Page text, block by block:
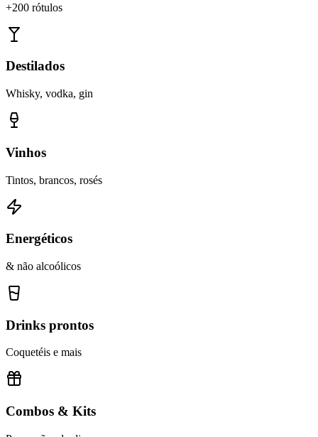
+200 rótulos
Destilados
Whisky, vodka, gin
Vinhos
Tintos, brancos, rosés
Energéticos
& não alcoólicos
Drinks prontos
Coquetéis e mais
Combos & Kits